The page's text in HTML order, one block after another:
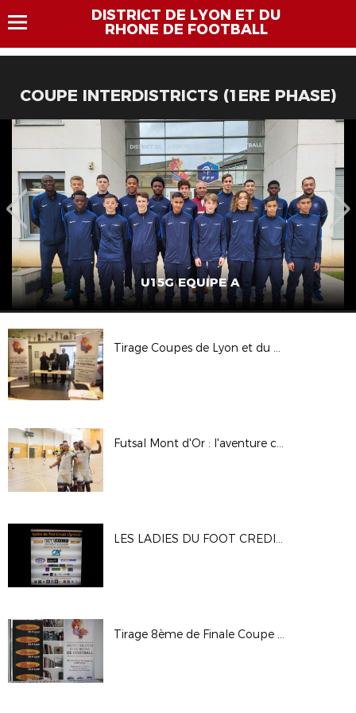
DISTRICT DE LYON ET DU
RHONE DE FOOTBALL
COUPE INTERDISTRICTS (1ERE PHASE)
U15G EQUIPE A
Tirage Coupes de Lyon et du Rhône Jeunes et Vétérans - 1/4 de Finale
Futsal Mont d'Or : l'aventure continue !!!
LES LADIES DU FOOT CREDIT AGRICOLE 9e EDITION…
Tirage 8ème de Finale Coupe de Lyon et du Rhône Seniors et 1/4 de Finale de la Coupe Vial